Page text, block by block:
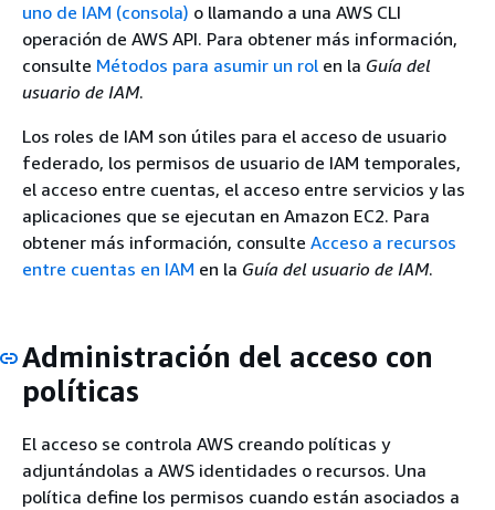
uno de IAM (consola) o llamando a una AWS CLI
operación de AWS API. Para obtener más información,
consulte Métodos para asumir un rol en la Guía del
usuario de IAM.
Los roles de IAM son útiles para el acceso de usuario
federado, los permisos de usuario de IAM temporales,
el acceso entre cuentas, el acceso entre servicios y las
aplicaciones que se ejecutan en Amazon EC2. Para
obtener más información, consulte Acceso a recursos
entre cuentas en IAM en la Guía del usuario de IAM.
Administración del acceso con
políticas
El acceso se controla AWS creando políticas y
adjuntándolas a AWS identidades o recursos. Una
política define los permisos cuando están asociados a